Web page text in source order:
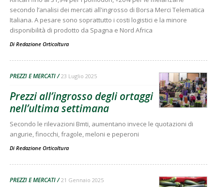
secondo l’analisi dei mercati all'ingrosso di Borsa Merci Telematica
Italiana. A pesare sono soprattutto i costi logistici e la minore
disponibilità di prodotto da Spagna e Nord Africa
Di Redazione Orticoltura
PREZZI E MERCATI 23 Luglio 2025
Prezzi all’ingrosso degli ortaggi
nell’ultima settimana
Secondo le rilevazioni Bmti, aumentano invece le quotazioni di
angurie, finocchi, fragole, meloni e peperoni
Di Redazione Orticoltura
PREZZI E MERCATI 21 Gennaio 2025